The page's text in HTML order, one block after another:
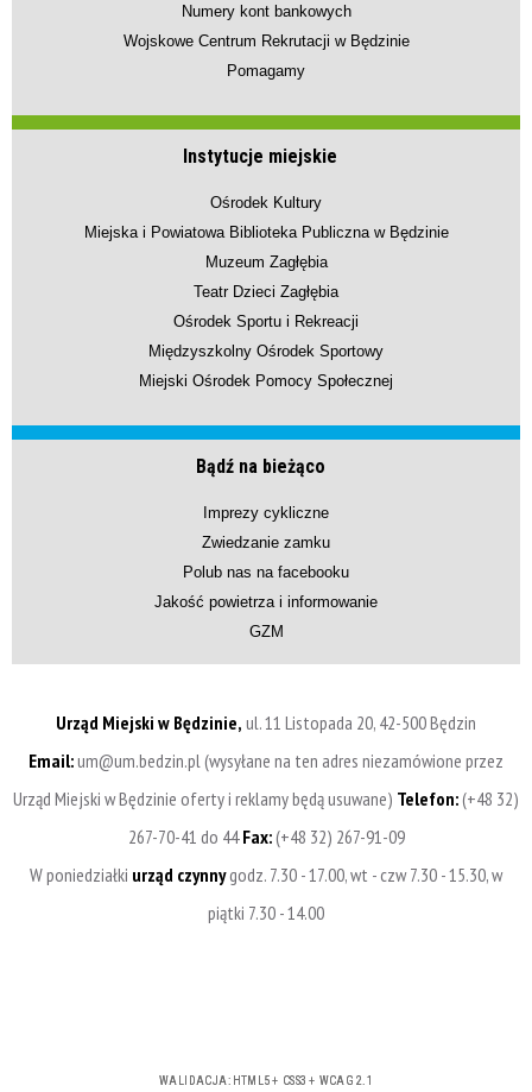
Numery kont bankowych
Wojskowe Centrum Rekrutacji w Będzinie
Pomagamy
Instytucje miejskie
Ośrodek Kultury
Miejska i Powiatowa Biblioteka Publiczna w Będzinie
Muzeum Zagłębia
Teatr Dzieci Zagłębia
Ośrodek Sportu i Rekreacji
Międzyszkolny Ośrodek Sportowy
Miejski Ośrodek Pomocy Społecznej
Bądź na bieżąco
Imprezy cykliczne
Zwiedzanie zamku
Polub nas na facebooku
Jakość powietrza i informowanie
GZM
Urząd Miejski w Będzinie, ul. 11 Listopada 20, 42-500 Będzin
Email:um@um.bedzin.pl (wysyłane na ten adres niezamówione przez
Urząd Miejski w Będzinie oferty i reklamy będą usuwane) Telefon:(+48 32)
267-70-41 do 44Fax:(+48 32) 267-91-09
W poniedziałki urząd czynnygodz. 7.30 - 17.00, wt - czw 7.30 - 15.30, w
piątki 7.30 - 14.00
WALIDACJA: HTML5+ CSS3 + WCAG 2.1